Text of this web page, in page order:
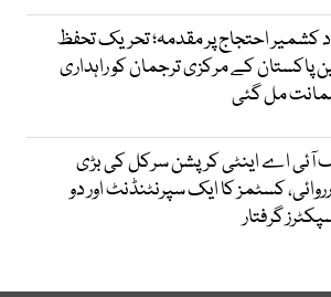
کشمیر احتجاج پر مقدمہ؛ تحریک تحفظ
پاکستان کے مرکزی ترجمان کو راہداری
مل گئی
آئی اے اینٹی کرپشن سرکل کی بڑی
کسٹمز کا ایک سپرنٹنڈنٹ اور دو
گرفتار